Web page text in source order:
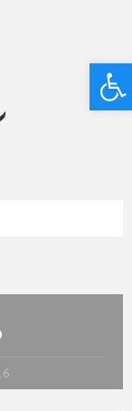
Deschide bara de unelte